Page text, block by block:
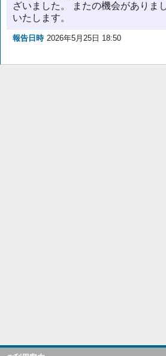
ざいました。 またの機会がありま
いたします。
報告日時 2026年5月25日 18:50